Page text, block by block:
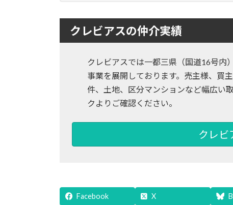
クレビアスの仲介実績
クレビアスでは一都三県（国道16号内
事業を展開しております。売主様、買
件、土地、区分マンションなど幅広い
クよりご確認ください。
クレビ
Facebook X